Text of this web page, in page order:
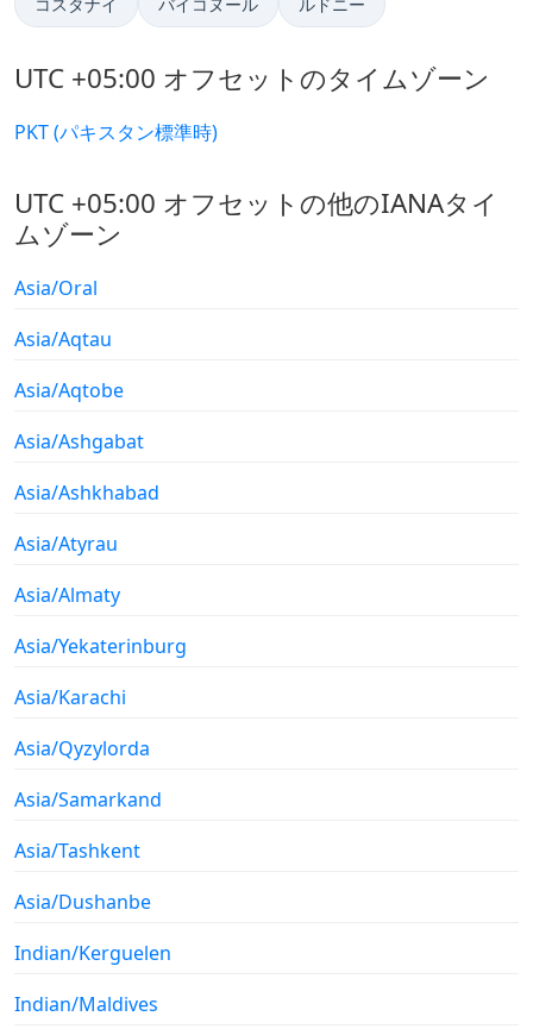
UTC +05:00 オフセットのタイムゾーン
PKT (パキスタン標準時)
UTC +05:00 オフセットの他のIANAタイ
ムゾーン
Asia/Oral
Asia/Aqtau
Asia/Aqtobe
Asia/Ashgabat
Asia/Ashkhabad
Asia/Atyrau
Asia/Almaty
Asia/Yekaterinburg
Asia/Karachi
Asia/Qyzylorda
Asia/Samarkand
Asia/Tashkent
Asia/Dushanbe
Indian/Kerguelen
Indian/Maldives